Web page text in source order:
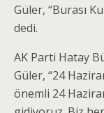
Güler, “Burası
dedi.
AK Parti Hatay
Güler, “24
önemli 24